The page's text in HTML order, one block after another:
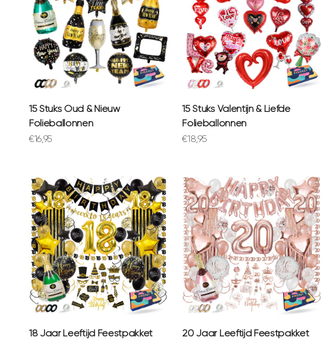
15 Stuks Oud & Nieuw
Folieballonnen
Aanbiedingsprijs
€16,95
15 Stuks Valentijn & Liefde
Folieballonnen
Aanbiedingsprijs
€18,95
18 Jaar Leeftijd Feestpakket
20 Jaar Leeftijd Feestpakket